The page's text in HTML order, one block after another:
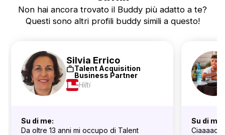
Non hai ancora trovato il Buddy più adatto a te?
Questi sono altri profili buddy simili a questo!
Silvia Errico
workTalent Acquisition
Business Partner
Hilti
Su di me:
Da oltre 13 anni mi occupo di Talent
Su di me:
Ciaaaao!